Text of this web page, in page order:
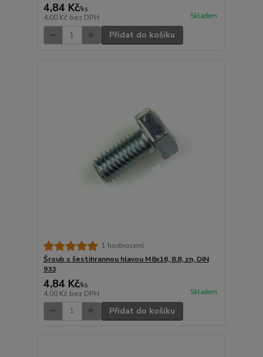
4,84 Kč/ks
4,00 Kč bez DPH Skladem
Přidat do košíku
1 hodnocení
Šroub s šestihrannou hlavou M8x16, 8.8, zn, DIN
933
4,84 Kč/ks
4,00 Kč bez DPH Skladem
Přidat do košíku